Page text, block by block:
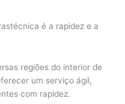
é a rapidez e a
regiões do interior de
um serviço ágil,
com rapidez.